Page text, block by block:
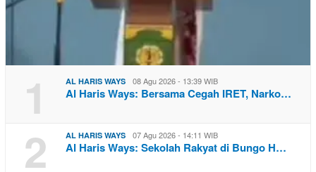
1 AL HARIS WAYS 08 Agu 2026 - 13:39 WIB
Al Haris Ways: Bersama Cegah IRET, Narko…
2 AL HARIS WAYS 07 Agu 2026 - 14:11 WIB
Al Haris Ways: Sekolah Rakyat di Bungo H…